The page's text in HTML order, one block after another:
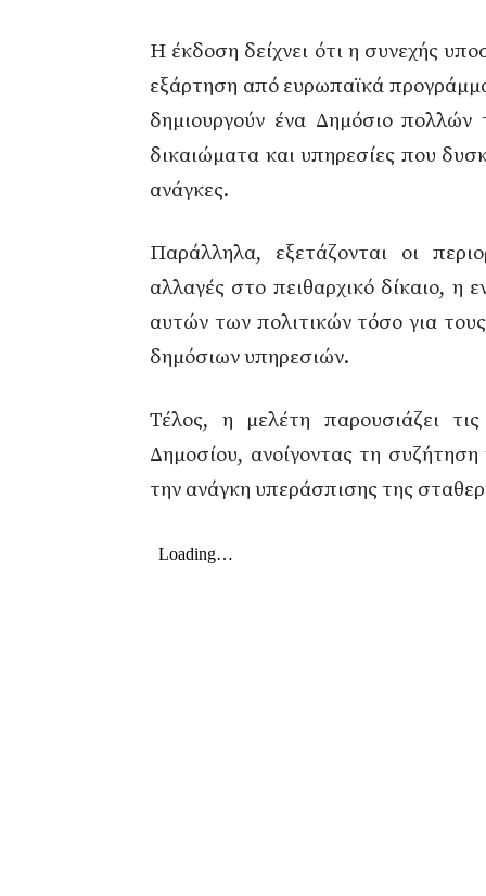
Η έκδοση δείχνει ότι η συνεχής
εξάρτηση από ευρωπαϊκά
δημιουργούν ένα Δημόσιο πολλών
δικαιώματα και υπηρεσίες που
ανάγκες.
Παράλληλα, εξετάζονται οι
αλλαγές στο πειθαρχικό δίκαιο, η
αυτών των πολιτικών τόσο για
δημόσιων υπηρεσιών.
Τέλος, η μελέτη παρουσιάζει
Δημοσίου, ανοίγοντας τη
την ανάγκη υπεράσπισης της